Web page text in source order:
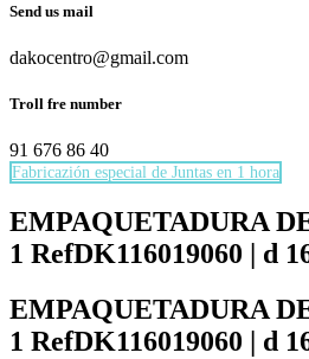
Send us mail
dakocentro@gmail.com
Troll fre number
91 676 86 40
Fabricazión especial de Juntas en 1 hora
EMPAQUETADURA
1 RefDK116019060 | d
EMPAQUETADURA
1 RefDK116019060 | d
Necesarias
Estas
cookies no
son
necesarias
para que